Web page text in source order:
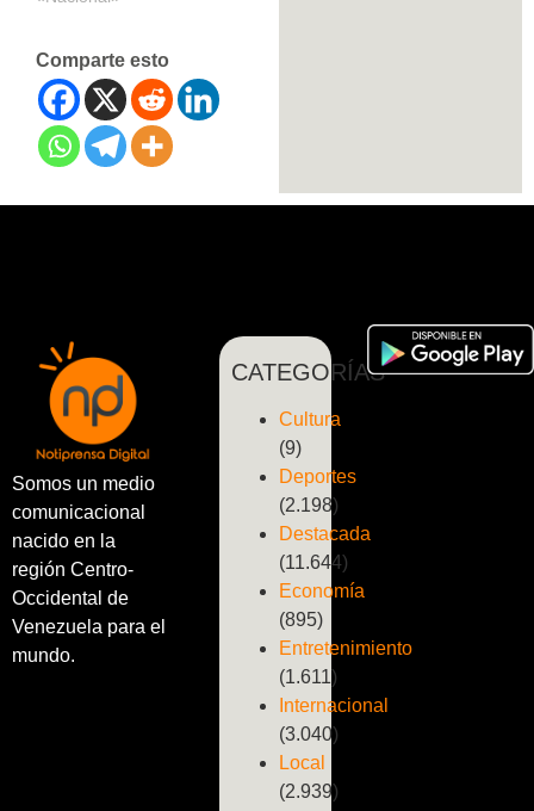
Comparte esto
Somos un medio
comunicacional
nacido en la
región Centro-
Occidental de
Venezuela para el
mundo.
CATEGORÍAS
Cultura
(9)
Deportes
(2.198)
Destacada
(11.644)
Economía
(895)
Entretenimiento
(1.611)
Internacional
(3.040)
Local
(2.939)